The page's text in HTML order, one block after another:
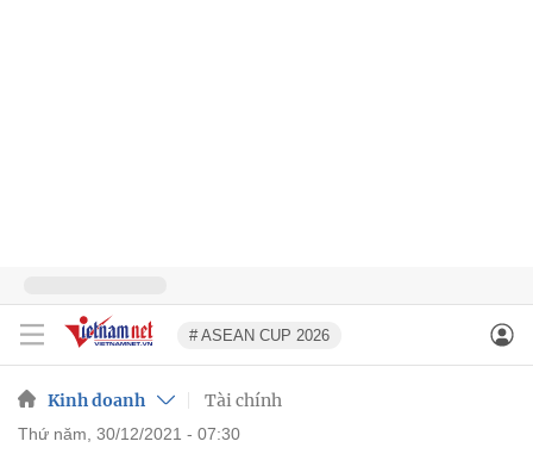
# ASEAN CUP 2026
Kinh doanh Tài chính
thứ năm, 30/12/2021 - 07:30